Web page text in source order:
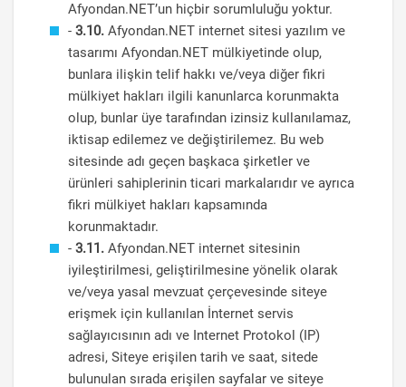
Afyondan.NET’un hiçbir sorumluluğu yoktur.
- 3.10. Afyondan.NET internet sitesi yazılım ve
tasarımı Afyondan.NET mülkiyetinde olup,
bunlara ilişkin telif hakkı ve/veya diğer fikri
mülkiyet hakları ilgili kanunlarca korunmakta
olup, bunlar üye tarafından izinsiz kullanılamaz,
iktisap edilemez ve değiştirilemez. Bu web
sitesinde adı geçen başkaca şirketler ve
ürünleri sahiplerinin ticari markalarıdır ve ayrıca
fikri mülkiyet hakları kapsamında
korunmaktadır.
- 3.11. Afyondan.NET internet sitesinin
iyileştirilmesi, geliştirilmesine yönelik olarak
ve/veya yasal mevzuat çerçevesinde siteye
erişmek için kullanılan İnternet servis
sağlayıcısının adı ve Internet Protokol (IP)
adresi, Siteye erişilen tarih ve saat, sitede
bulunulan sırada erişilen sayfalar ve siteye